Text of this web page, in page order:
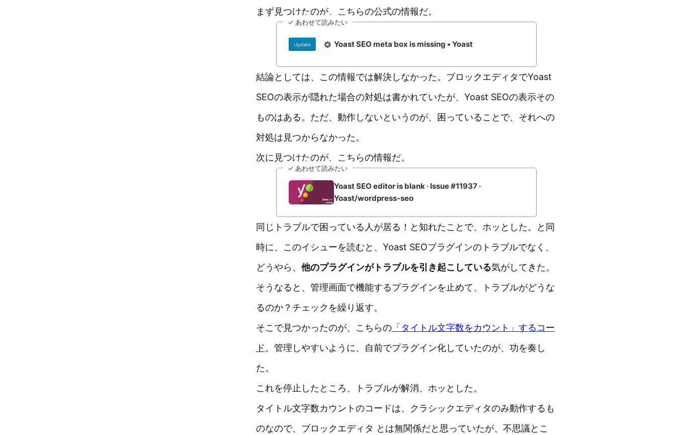
まず見つけたのが、こちらの公式の情報だ。
✓ あわせて読みたい
Yoast SEO meta box is missing • Yoast
結論としては、この情報では解決しなかった。ブロックエディタでYoast
SEOの表示が隠れた場合の対処は書かれていたが、Yoast SEOの表示その
ものはある。ただ、動作しないというのが、困っていることで、それへの
対処は見つからなかった。
次に見つけたのが、こちらの情報だ。
✓ あわせて読みたい
Yoast SEO editor is blank · Issue #11937 ·
Yoast/wordpress-seo
同じトラブルで困っている人が居る！と知れたことで、ホッとした。と同
時に、このイシューを読むと、Yoast SEOプラグインのトラブルでなく、
どうやら、 他のプラグインがトラブルを引き起こしている気がしてきた。
そうなると、管理画面で機能するプラグインを止めて、トラブルがどうな
るのか？チェックを繰り返す。
そこで見つかったのが、こちらの「タイトル文字数をカウント」するコー
ド。管理しやすいように、自前でプラグイン化していたのが、功を奏し
た。
これを停止したところ、トラブルが解消、ホッとした。
タイトル文字数カウントのコードは、クラシックエディタのみ動作するも
のなので、ブロックエディタ とは無関係だと思っていたが、不思議とこ